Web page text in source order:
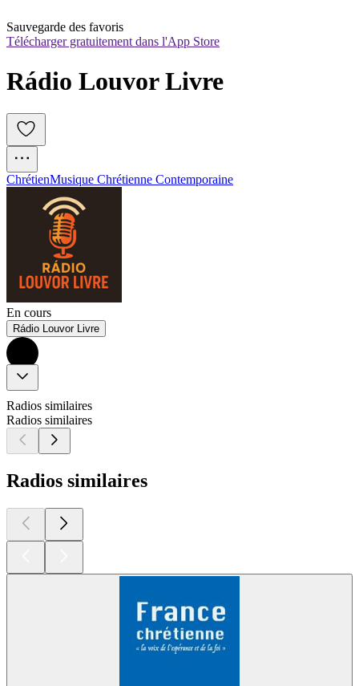
Sauvegarde des favoris
Télécharger gratuitement dans l'App Store
Rádio Louvor Livre
ChrétienMusique Chrétienne Contemporaine
En cours
Rádio Louvor Livre
Radios similaires
Radios similaires
Radios similaires